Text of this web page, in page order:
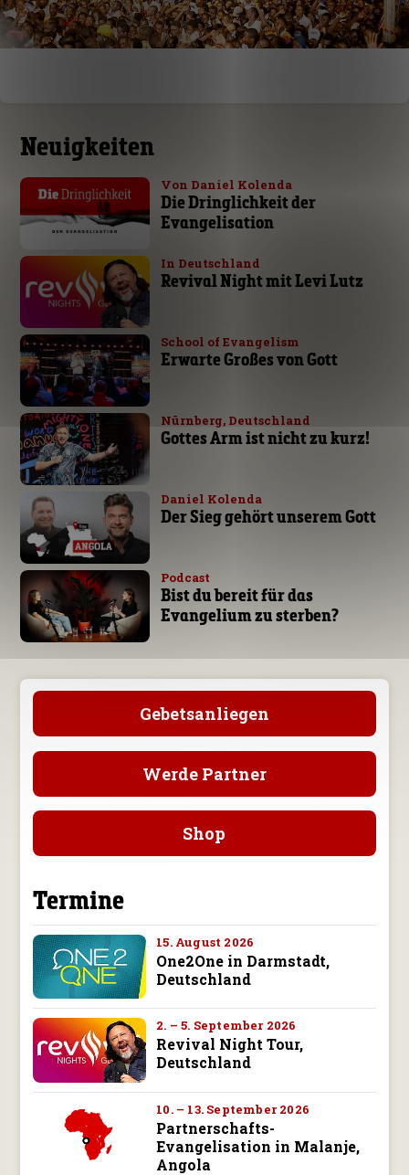
Neuigkeiten
Von Daniel Kolenda
Die Dringlichkeit der
Evangelisation
In Deutschland
Revival Night mit Levi Lutz
School of Evangelism
Erwarte Großes von Gott
Nürnberg, Deutschland
Gottes Arm ist nicht zu kurz!
Daniel Kolenda
Der Sieg gehört unserem Gott
Podcast
Bist du bereit für das
Evangelium zu sterben?
Gebetsanliegen
Werde Partner
Shop
Termine
15. August 2026
One2One in Darmstadt,
Deutschland
2. – 5. September 2026
Revival Night Tour,
Deutschland
10. – 13. September 2026
Partnerschafts-
Evangelisation in Malanje,
Angola